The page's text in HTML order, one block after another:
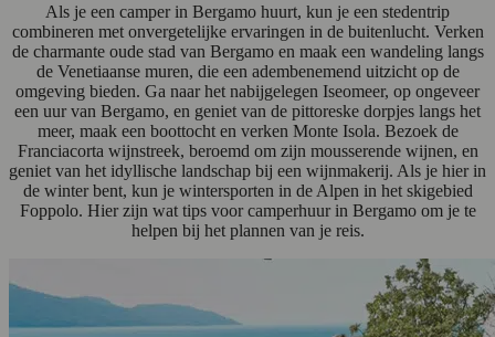
Als je een camper in Bergamo huurt, kun je een stedentrip
combineren met onvergetelijke ervaringen in de buitenlucht. Verken
de charmante oude stad van Bergamo en maak een wandeling langs
de Venetiaanse muren, die een adembenemend uitzicht op de
omgeving bieden. Ga naar het nabijgelegen Iseomeer, op ongeveer
een uur van Bergamo, en geniet van de pittoreske dorpjes langs het
meer, maak een boottocht en verken Monte Isola. Bezoek de
Franciacorta wijnstreek, beroemd om zijn mousserende wijnen, en
geniet van het idyllische landschap bij een wijnmakerij. Als je hier in
de winter bent, kun je wintersporten in de Alpen in het skigebied
Foppolo. Hier zijn wat tips voor camperhuur in Bergamo om je te
helpen bij het plannen van je reis.